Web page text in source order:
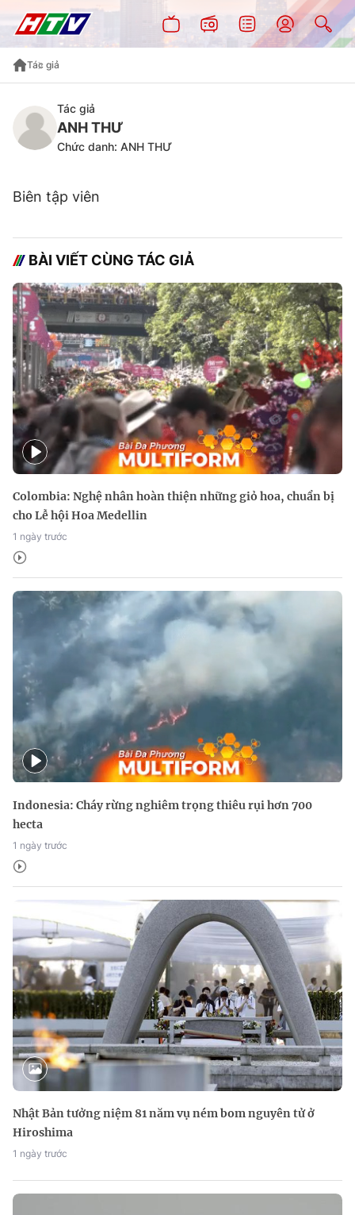
Tác giả
Tác giả
ANH THƯ
Chức danh: ANH THƯ
Biên tập viên
BÀI VIẾT CÙNG TÁC GIẢ
Colombia: Nghệ nhân hoàn thiện những giỏ hoa, chuẩn bị
cho Lễ hội Hoa Medellin
1 ngày trước
Indonesia: Cháy rừng nghiêm trọng thiêu rụi hơn 700
hecta
1 ngày trước
Nhật Bản tưởng niệm 81 năm vụ ném bom nguyên tử ở
Hiroshima
1 ngày trước